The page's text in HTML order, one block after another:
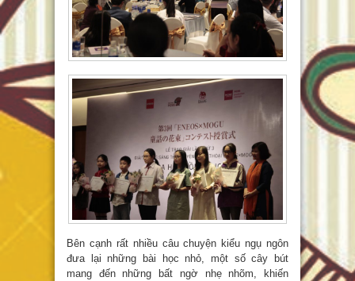
Bên cạnh rất nhiều câu chuyện kiểu ngụ ngôn
đưa lại những bài học nhỏ, một số cây bút
mang đến những bất ngờ nhẹ nhõm, khiến